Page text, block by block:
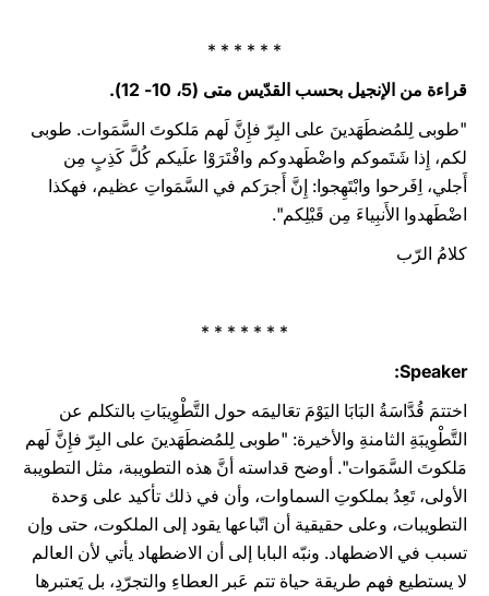
* * * * * *
قراءة من الإنجيل بحسب القدّيس متى (5، 10- 12).
"طوبى لِلمُضطَهَدينَ على البِرّ فإِنَّ لَهم مَلكوتَ السَّمَوات. طوبى
لكم، إِذا شَتَموكم واضْطَهدوكم وافْتَرَوْا علَيكم كُلَّ كَذِبٍ مِن
أَجلي، اِفَرحوا وابْتَهِجوا: إِنَّ أَجرَكم في السَّمَواتِ عظيم، فهكذا
اضْطَهدوا الأَنبِياءَ مِن قَبْلِكم".
كلامُ الرّب
* * * * * * *
Speaker:
اختتمَ قُدَّاسَةُ البَابَا اليَوْمَ تعَاليمَه حول التَّطْوِيبَاتِ بالتكلم عن
التَّطْوِيبَةِ الثامنةِ والأخيرة: "طوبى لِلمُضطَهَدينَ على البِرّ فإِنَّ لَهم
مَلكوتَ السَّمَوات". أوضح قداسته أنَّ هذه التطويبة، مثل التطويبة
الأولى، تَعِدُ بملكوتِ السماوات، وأن في ذلك تأكيد على وَحدة
التطويبات، وعلى حقيقية أن اتّباعها يقود إلى الملكوت، حتى وإن
تسبب في الاضطهاد. ونبّه البابا إلى أن الاضطهاد يأتي لأن العالم
لا يستطيع فهم طريقة حياة تتم عَبر العطاءِ والتجرّدِ، بل يَعتبرها